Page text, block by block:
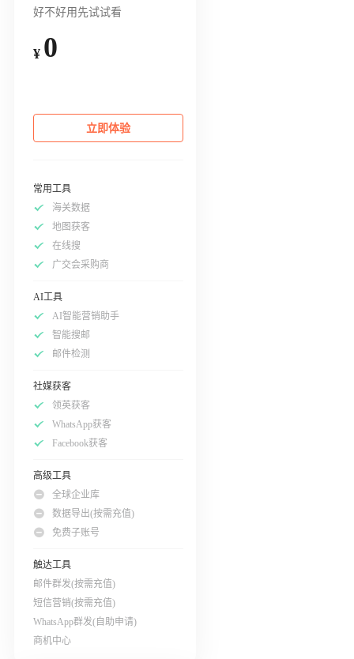
好不好用先试试看
¥ 0
立即体验
常用工具
海关数据
地图获客
在线搜
广交会采购商
AI工具
AI智能营销助手
智能搜邮
邮件检测
社媒获客
领英获客
WhatsApp获客
Facebook获客
高级工具
全球企业库
数据导出(按需充值)
免费子账号
触达工具
邮件群发(按需充值)
短信营销(按需充值)
WhatsApp群发(自助申请)
商机中心